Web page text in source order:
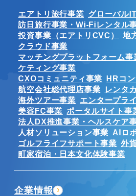
エアトリ旅行事業 グローバル
訪日旅行事業・Wi-Fiレンタル
投資事業（エアトリCVC）
地
クラウド事業
マッチングプラットフォーム
ケティング事業
CXOコミュニティ事業 HRコ
航空会社総代理店事業
レンタ
海外ツアー事業 エンタープラ
美容FC事業 ポータルサイト事
法人DX推進事業・ヘルスケア
人材ソリューション事業 AIロ
ゴルフライフサポート事業 外
町家宿泊・日本文化体験事業
企業情報